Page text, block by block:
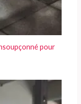
pour